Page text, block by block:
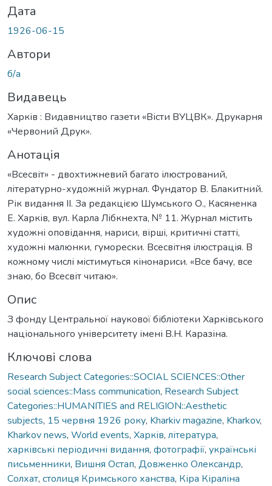
Дата
1926-06-15
Автори
б/а
Видавець
Харків : Видавництво газети «Вісти ВУЦВК». Друкарня
«Червоний Друк».
Анотація
«Всесвіт» - двохтижневий багато ілюстрований,
літературно-художній журнал. Фундатор В. Блакитний.
Рік видання ІІ. За редакцією Шумського О., Касяненка
Е. Харків, вул. Карла Лібкнехта, № 11. Журнал містить
художні оповідання, нариси, вірші, критичні статті,
художні малюнки, гуморески. Всесвітня ілюстрація. В
кожному числі містимуться кінонариси. «Все бачу, все
знаю, бо Всесвіт читаю».
Опис
З фонду Центральної наукової бібліотеки Харківського
національного університету імені В.Н. Каразіна.
Ключові слова
Research Subject Categories::SOCIAL SCIENCES::Other
social sciences::Mass communication, Research Subject
Categories::HUMANITIES and RELIGION::Aesthetic
subjects, 15 червня 1926 року, Kharkiv magazine, Kharkоv,
Kharkov news, World events, Харків, література,
харківські періодичні видання, фотографії, українські
письменники, Вишня Остап, Довженко Олександр,
Солхат, столиця Кримського ханства, Кіра Кіраліна